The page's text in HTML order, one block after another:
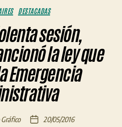
Categorías
DESTACADAS
sesión,
la ley que
Emergencia
Gráfico
Fecha20/05/2016